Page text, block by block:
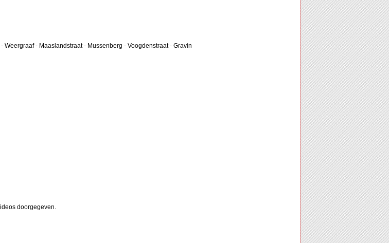
Weergraaf - Maaslandstraat - Mussenberg - Voogdenstraat - Gravin
doorgegeven.